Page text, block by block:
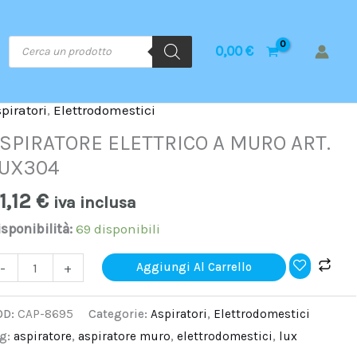
Ricerca
prodotti
0,00€
, Elettrodomestici
ELETTRICO A MURO ART.
€ iva inclusa
69 disponibili
-
+
Aggiungi Al Carrello
CAP-8695 Categorie: Aspiratori, Elettrodomestici
aspiratore, aspiratore muro, elettrodomestici, lux